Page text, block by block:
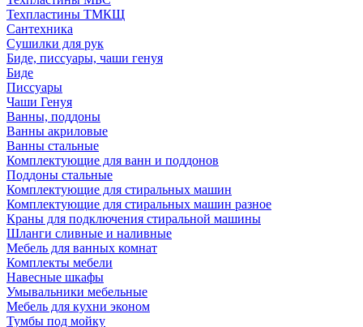
Техпластины ТМКЩ
Сантехника
Сушилки для рук
Биде, писсуары, чаши генуя
Биде
Писсуары
Чаши Генуя
Ванны, поддоны
Ванны акриловые
Ванны стальные
Комплектующие для ванн и поддонов
Поддоны стальные
Комплектующие для стиральных машин
Комплектующие для стиральных машин разное
Краны для подключения стиральной машины
Шланги сливные и наливные
Мебель для ванных комнат
Комплекты мебели
Навесные шкафы
Умывальники мебельные
Мебель для кухни эконом
Тумбы под мойку